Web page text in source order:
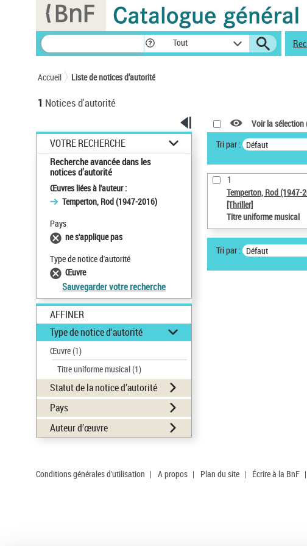
Tout
Accueil Liste de notices d’autorité
1 Notices d'autorité
VOTRE RECHERCHE
Recherche avancée dans les
notices d’autorité
Œuvres liées à l'auteur :
Temperton, Rod (1947-2016)
Pays
ne s'applique pas
Type de notice d'autorité
Œuvre
Sauvegarder votre recherche
AFFINER
Type de notice d'autorité
Œuvre(1)
Titre uniforme musical(1)
Statut de la notice d’autorité
Pays
Auteur d’œuvre
Voir la sélection
Tri par : Défaut
1
Temperton, Rod (1947-
[Thriller]
Titre uniforme musical
Tri par : Défaut
Conditions générales d'utilisation | A propos | Plan du site | Écrire à la BnF |
Panneau de gestion des cookies